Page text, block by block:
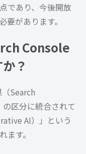
であり、今後開放
があります。
Console
？
Search
区分に統合されて
AI）」という
す。